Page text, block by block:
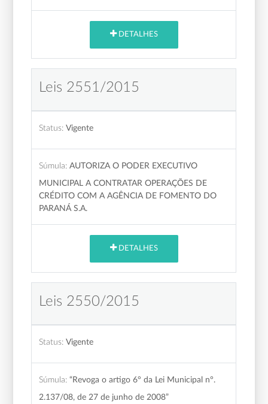
DETALHES
Leis 2551/2015
Status: Vigente
Súmula: AUTORIZA O PODER EXECUTIVO
MUNICIPAL A CONTRATAR OPERAÇÕES DE
CRÉDITO COM A AGÊNCIA DE FOMENTO DO
PARANÁ S.A.
DETALHES
Leis 2550/2015
Status: Vigente
Súmula: “Revoga o artigo 6° da Lei Municipal n°.
2.137/08, de 27 de junho de 2008”